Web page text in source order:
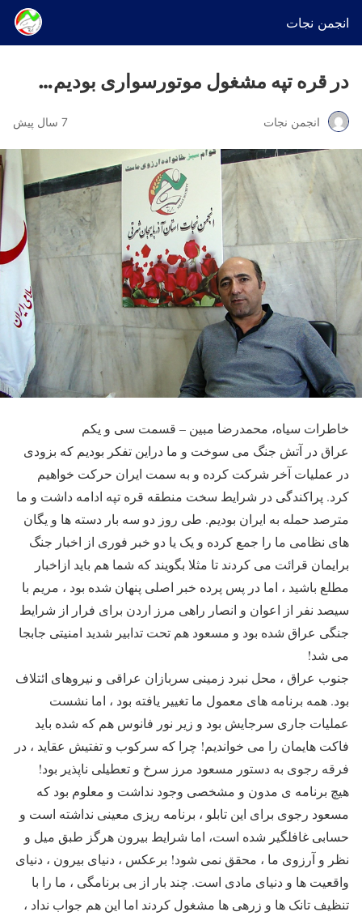
انجمن نجات
در قره تپه مشغول موتورسواری بودیم…
انجمن نجات 7 سال پیش
خاطرات سیاه، محمدرضا مبین – قسمت سی و یکم
عراق در آتش جنگ می سوخت و ما دراین تفکر بودیم که بزودی
در عملیات آخر شرکت کرده و به سمت ایران حرکت خواهیم
کرد. پراکندگی در شرایط سخت منطقه قره تپه ادامه داشت و ما
مترصد حمله به ایران بودیم. طی روز دو سه بار دسته ها و یگان
های نظامی ما را جمع کرده و یک یا دو خبر فوری از اخبار جنگ
برایمان قرائت می کردند تا مثلا بگویند که شما هم باید ازاخبار
مطلع باشید ، اما در پس پرده خبر اصلی پنهان شده بود ، مریم با
سیصد نفر از اعوان و انصار راهی مرز اردن برای فرار از شرایط
جنگی عراق شده بود و مسعود هم تحت تدابیر شدید امنیتی جابجا
می شد!
جنوب عراق ، محل نبرد زمینی سربازان عراقی و نیروهای ائتلاف
بود. همه برنامه های معمول ما تغییر یافته بود ، اما نشست
عملیات جاری سرجایش بود و زیر نور فانوس هم که شده باید
فاکت هایمان را می خواندیم! چرا که سرکوب و تفتیش عقاید ، در
فرقه رجوی به دستور مسعود مرز سرخ و تعطیلی ناپذیر بود!
هیچ برنامه ی مدون و مشخصی وجود نداشت و معلوم بود که
مسعود رجوی برای این تابلو ، برنامه ریزی معینی نداشته است و
حسابی غافلگیر شده است، اما شرایط بیرون هرگز طبق میل و
نظر و آرزوی ما ، محقق نمی شود! برعکس ، دنیای بیرون ، دنیای
واقعیت ها و دنیای مادی است. چند بار از بی برنامگی ، ما را با
تنظیف تانک ها و زرهی ها مشغول کردند اما این هم جواب نداد ،